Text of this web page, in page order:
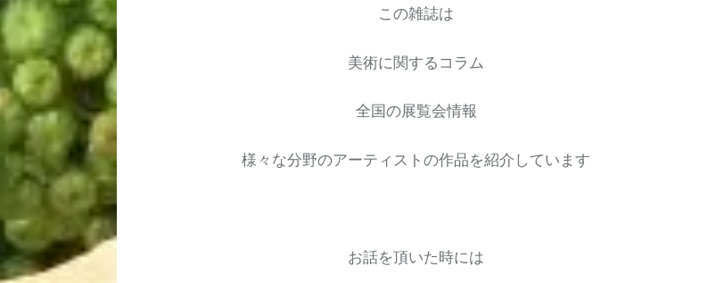
この雑誌は
美術に関するコラム
全国の展覧会情報
様々な分野のアーティストの作品を紹介しています
お話を頂いた時には